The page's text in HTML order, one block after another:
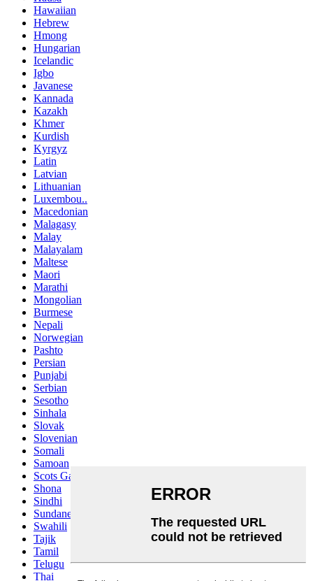
Hawaiian
Hebrew
Hmong
Hungarian
Icelandic
Igbo
Javanese
Kannada
Kazakh
Khmer
Kurdish
Kyrgyz
Latin
Latvian
Lithuanian
Luxembou..
Macedonian
Malagasy
Malay
Malayalam
Maltese
Maori
Marathi
Mongolian
Burmese
Nepali
Norwegian
Pashto
Persian
Punjabi
Serbian
Sesotho
Sinhala
Slovak
Slovenian
Somali
Samoan
Scots Gaelic
Shona
Sindhi
Sundanese
Swahili
Tajik
Tamil
Telugu
Thai